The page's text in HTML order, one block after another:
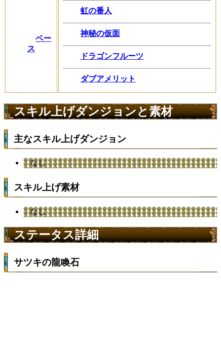
ベー
ス
虹の番人
神秘の仮面
ドラゴンフルーツ
ダブアメリット
スキル上げダンジョンと素材
主なスキル上げダンジョン
なし
スキル上げ素材
なし
ステータス詳細
サツキの龍喚石